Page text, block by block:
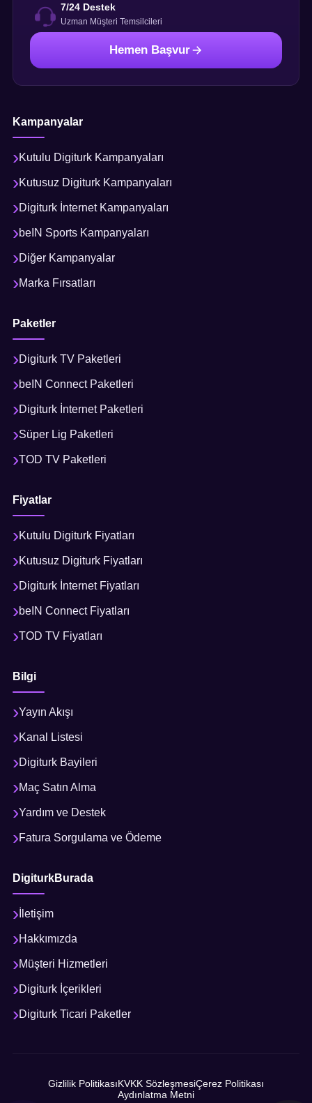
7/24 Destek
Uzman Müşteri Temsilcileri
Hemen Başvur
Kampanyalar
Kutulu Digiturk Kampanyaları
Kutusuz Digiturk Kampanyaları
Digiturk İnternet Kampanyaları
beIN Sports Kampanyaları
Diğer Kampanyalar
Marka Fırsatları
Paketler
Digiturk TV Paketleri
beIN Connect Paketleri
Digiturk İnternet Paketleri
Süper Lig Paketleri
TOD TV Paketleri
Fiyatlar
Kutulu Digiturk Fiyatları
Kutusuz Digiturk Fiyatları
Digiturk İnternet Fiyatları
beIN Connect Fiyatları
TOD TV Fiyatları
Bilgi
Yayın Akışı
Kanal Listesi
Digiturk Bayileri
Maç Satın Alma
Yardım ve Destek
Fatura Sorgulama ve Ödeme
DigiturkBurada
İletişim
Hakkımızda
Müşteri Hizmetleri
Digiturk İçerikleri
Digiturk Ticari Paketler
Gizlilik PolitikasıKVKK SözleşmesiÇerez Politikası
Aydınlatma Metni